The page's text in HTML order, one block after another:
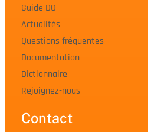
Guide DO
Actualités
Questions fréquentes
Documentation
Dictionnaire
Rejoignez-nous
Contact